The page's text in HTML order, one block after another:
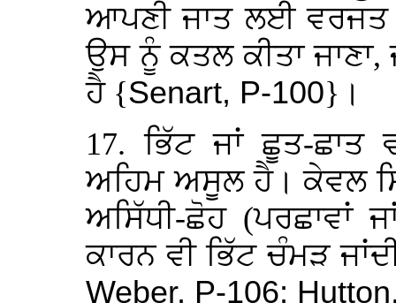
ਆਪਣੀ ਜਾਤ ਲਈ ਵਰਜਤ
ਉਸ ਨੂੰ ਕਤਲ ਕੀਤਾ
ਹੈ {Senart, P-100}।
17. ਭਿੱਟ ਜਾਂ ਛੂਤ-ਛਾਤ
ਅਹਿਮ ਅਸੂਲ ਹੈ। ਕੇਵਲ
ਅਸਿੱਧੀ-ਛੋਹ (ਪਰਛਾਵਾਂ
ਕਾਰਨ ਵੀ ਭਿੱਟ ਚੰਮੜ
Weber, P-106;